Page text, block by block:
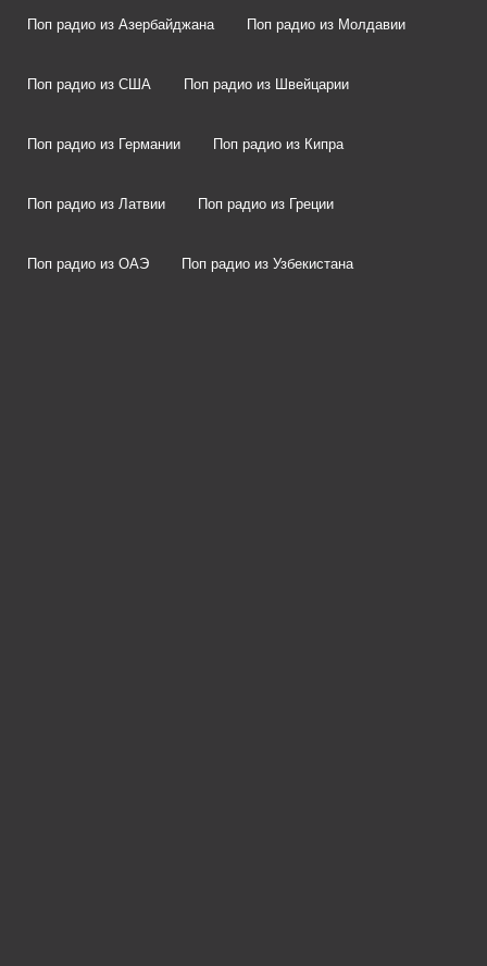
Поп радио из Азербайджана Поп радио из Молдавии
Поп радио из США Поп радио из Швейцарии
Поп радио из Германии Поп радио из Кипра
Поп радио из Латвии Поп радио из Греции
Поп радио из ОАЭ Поп радио из Узбекистана